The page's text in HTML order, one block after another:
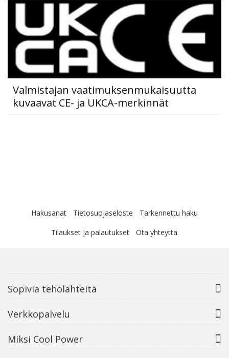
Valmistajan vaatimuksenmukaisuutta
kuvaavat CE- ja UKCA-merkinnät
Hakusanat Tietosuojaseloste
Tarkennettu haku
Tilaukset ja palautukset
Ota yhteyttä
Sopivia teholähteitä
Verkkopalvelu
Miksi Cool Power